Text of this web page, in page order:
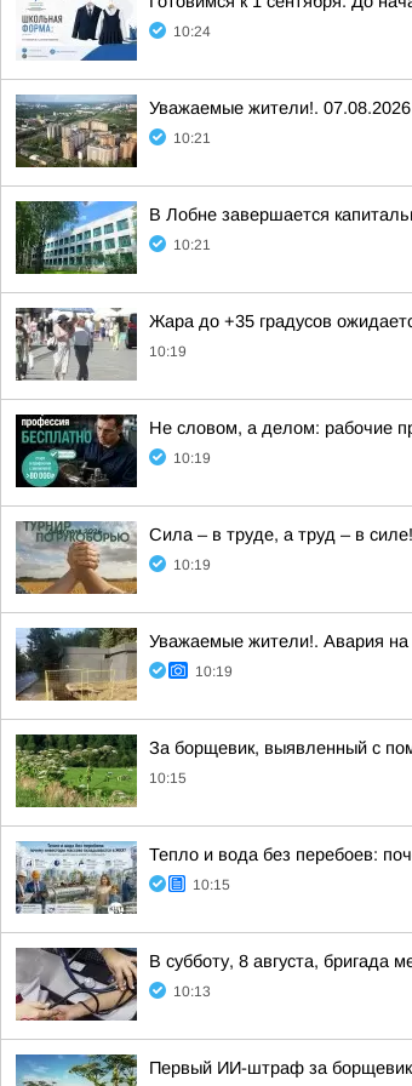
10:24
Уважаемые жители!.
10:21
В Лобне завершается
10:21
Жара до +35 градусов
10:19
Не словом, а делом: рабочие
10:19
Сила – в труде, а труд – в силе!
10:19
Уважаемые жители!. Авария на
10:19
За борщевик, выявленный с
10:15
Тепло и вода без перебоев:
10:15
В субботу, 8 августа, бригада
10:13
Первый ИИ-штраф за